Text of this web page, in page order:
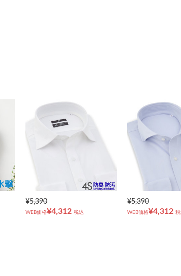
¥5,390
WEB価格¥4,312 税込
¥5,390
WEB価格¥4,312 税